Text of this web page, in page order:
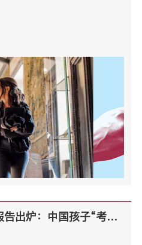
2025 ESAT最新数据报告出炉：中国孩子“考高分”，真的就稳进牛剑G5名校了吗？